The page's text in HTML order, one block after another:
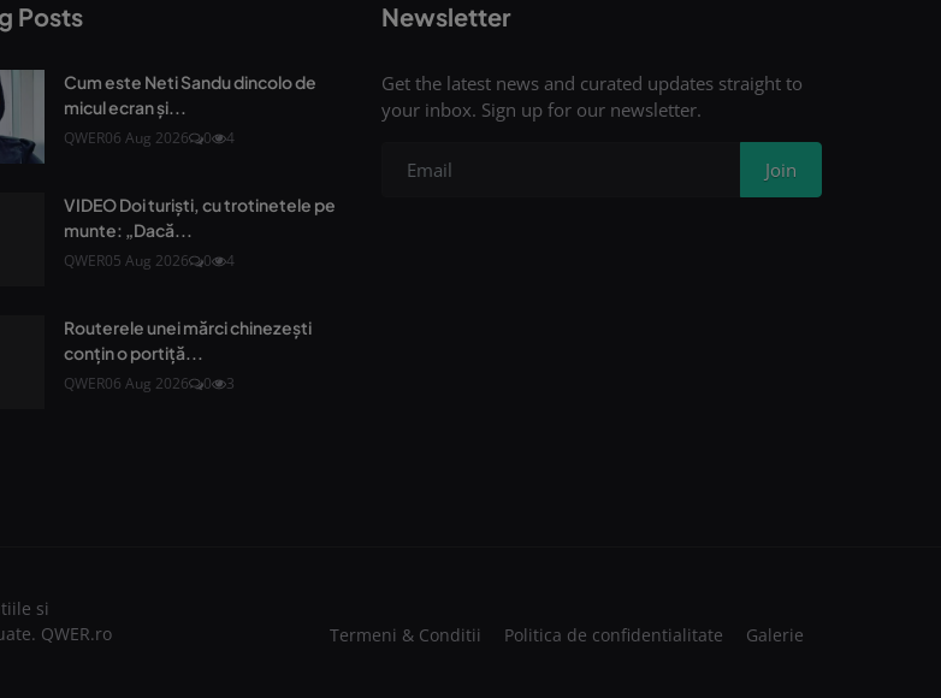
Posts
Cum este Neti Sandu dincolo de
micul ecran și...
QWER06 Aug 2026 0 4
VIDEO Doi turiști, cu trotinetele pe
munte: „Dacă...
QWER05 Aug 2026 0 4
Routerele unei mărci chinezești
conțin o portiță...
QWER06 Aug 2026 0 3
Newsletter
Get the latest news and curated updates straight to
your inbox. Sign up for our newsletter.
Join
si
QWER.ro
Termeni & Conditii Politica de confidentialitate Galerie